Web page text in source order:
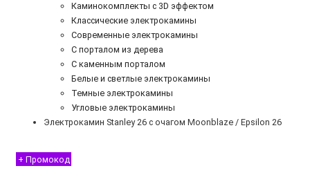
Каминокомплекты с 3D эффектом
Классические электрокамины
Современные электрокамины
С порталом из дерева
С каменным порталом
Белые и светлые электрокамины
Темные электрокамины
Угловые электрокамины
Электрокамин Stanley 26 с очагом Moonblaze / Epsilon 26
+ Промокод